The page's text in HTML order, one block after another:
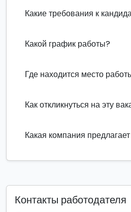
Какие требования к
Какой график работы?
Где находится место
Как откликнуться на эту
Какая компания
Контакты работодателя